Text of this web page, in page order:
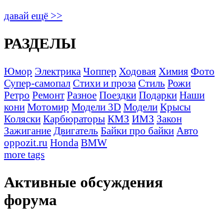
давай ещё >>
РАЗДЕЛЫ
Юмор Электрика Чоппер Ходовая Химия Фото
Супер-самопал Стихи и проза Стиль Рожи
Ретро Ремонт Разное Поездки Подарки Наши
кони Мотомир Модели 3D Модели Крысы
Коляски Карбюраторы КМЗ ИМЗ Закон
Зажигание Двигатель Байки про байки Авто
oppozit.ru Honda BMW
more tags
Активные обсуждения
форума